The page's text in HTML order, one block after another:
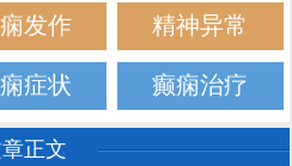
发作 精神异常
症状 癫痫治疗
正文